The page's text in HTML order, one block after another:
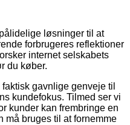
løsninger til at
forbrugeres reflektioner
internet selskabets
du køber.
gavnlige genveje til
kundefokus. Tilmed ser vi
kunder kan frembringe en
må bruges til at fornemme